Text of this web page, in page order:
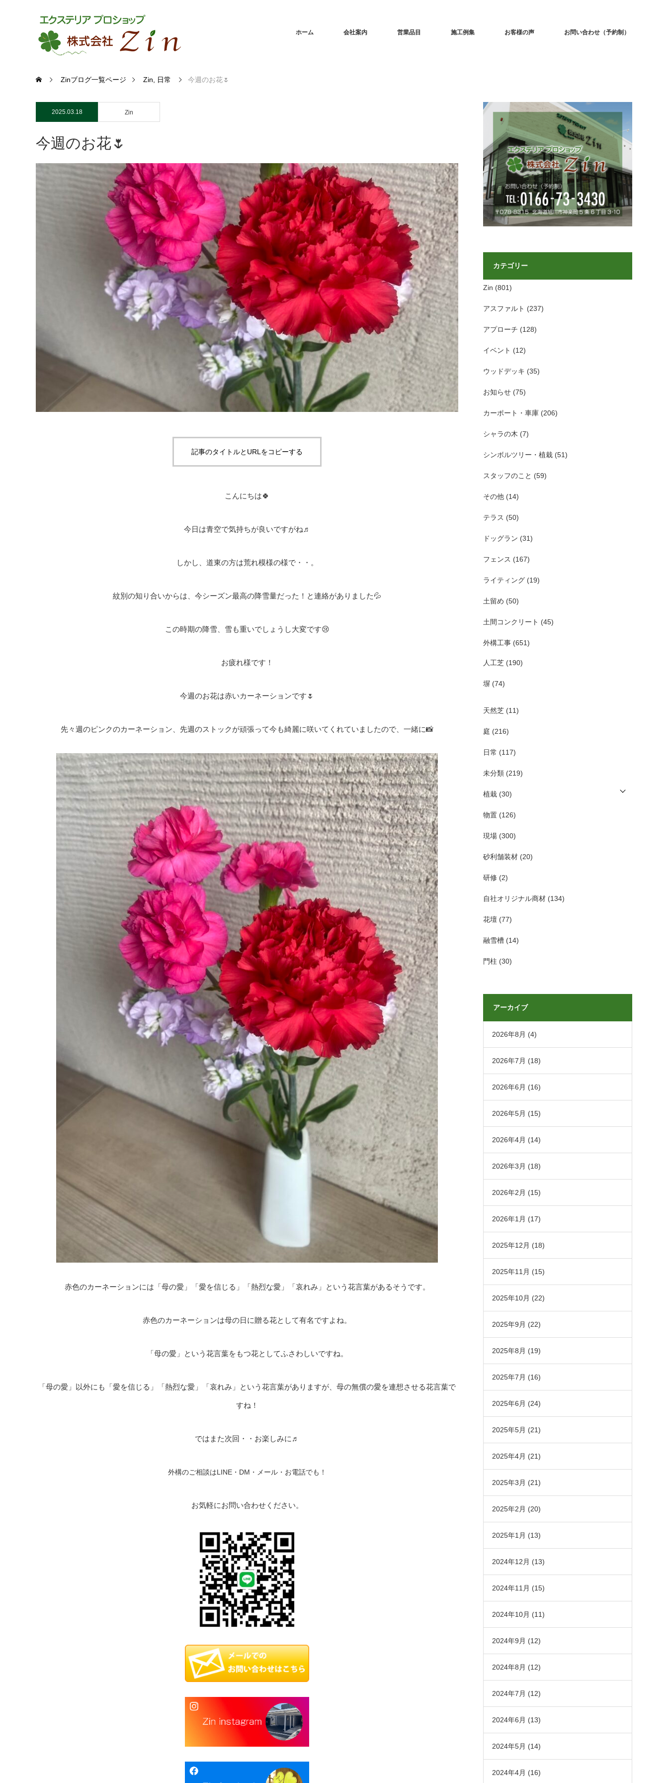
ホーム 会社案内 営業品目 施工例集 お客様の声 お問い合わせ（予約制）
Zinブログ一覧ページ Zin 日常 今週のお花🌷
2025.03.18 Zin
今週のお花🌷
記事のタイトルとURLをコピーする
こんにちは🍀
今日は青空で気持ちが良いですがね♬
しかし、道東の方は荒れ模様の様で・・。
紋別の知り合いからは、今シーズン最高の降雪量だった！と連絡がありました💦
この時期の降雪、雪も重いでしょうし大変です😢
お疲れ様です！
今週のお花は赤いカーネーションです🌷
先々週のピンクのカーネーション、先週のストックが頑張って今も綺麗に咲いてくれていましたので、一緒に📸
赤色のカーネーションには 「母の愛」「愛を信じる」「熱烈な愛」「哀れみ」 という花言葉があるそうです。
赤色のカーネーションは母の日に贈る花として有名ですよね。
「母の愛」という花言葉をもつ花としてふさわしいですね。
「母の愛」以外にも「愛を信じる」「熱烈な愛」「哀れみ」という花言葉がありますが、母の無償の愛を連想させる花言葉で
すね！
ではまた次回・・お楽しみに♬
外構のご相談はLINE・DM・メール・お電話でも！
お気軽にお問い合わせください。
カテゴリー
Zin (801)
アスファルト (237)
アプローチ (128)
イベント (12)
ウッドデッキ (35)
お知らせ (75)
カーポート・車庫 (206)
シャラの木 (7)
シンボルツリー・植栽 (51)
スタッフのこと (59)
その他 (14)
テラス (50)
ドッグラン (31)
フェンス (167)
ライティング (19)
土留め (50)
土間コンクリート (45)
外構工事 (651)
人工芝 (190)
塀 (74)
天然芝 (11)
庭 (216)
日常 (117)
未分類 (219)
植栽 (30)
物置 (126)
現場 (300)
砂利舗装材 (20)
研修 (2)
自社オリジナル商材 (134)
花壇 (77)
融雪槽 (14)
門柱 (30)
アーカイブ
2026年8月 (4)
2026年7月 (18)
2026年6月 (16)
2026年5月 (15)
2026年4月 (14)
2026年3月 (18)
2026年2月 (15)
2026年1月 (17)
2025年12月 (18)
2025年11月 (15)
2025年10月 (22)
2025年9月 (22)
2025年8月 (19)
2025年7月 (16)
2025年6月 (24)
2025年5月 (21)
2025年4月 (21)
2025年3月 (21)
2025年2月 (20)
2025年1月 (13)
2024年12月 (13)
2024年11月 (15)
2024年10月 (11)
2024年9月 (12)
2024年8月 (12)
2024年7月 (12)
2024年6月 (13)
2024年5月 (14)
2024年4月 (16)